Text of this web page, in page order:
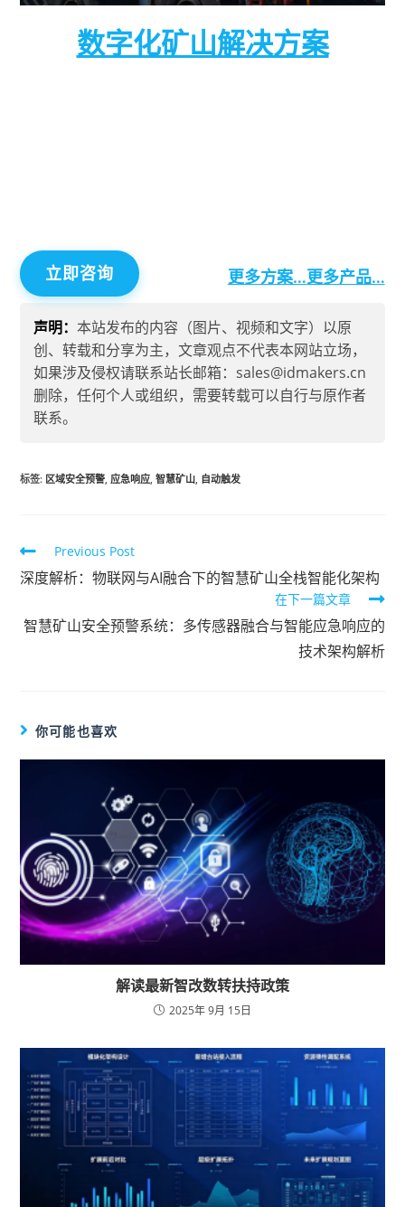
数字化矿山解决方案
立即咨询 更多方案…更多产品…
声明：本站发布的内容（图片、视频和文字）以原
创、转载和分享为主，文章观点不代表本网站立场，
如果涉及侵权请联系站长邮箱：sales@idmakers.cn
删除，任何个人或组织，需要转载可以自行与原作者
联系。
标签: 区域安全预警, 应急响应, 智慧矿山, 自动触发
Previous Post
深度解析：物联网与AI融合下的智慧矿山全栈智能化架构
在下一篇文章
智慧矿山安全预警系统：多传感器融合与智能应急响应的
技术架构解析
你可能也喜欢
解读最新智改数转扶持政策
2025年 9月 15日